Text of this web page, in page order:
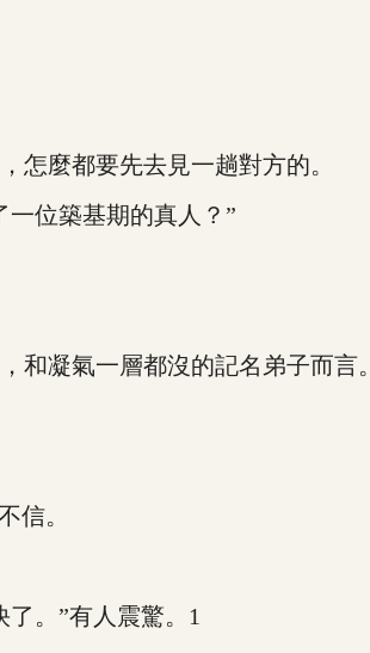
麼都要先去見一趟對方的。
位築基期的真人？”
凝氣一層都沒的記名弟子而言。
信。
。”有人震驚。1